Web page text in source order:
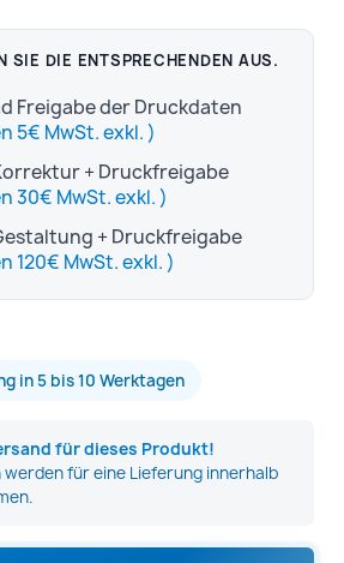
SIE DIE ENTSPRECHENDEN AUS.
Freigabe der Druckdaten
(Hinzufügen 5€ MwSt. exkl. )
+ Druckfreigabe
(Hinzufügen 30€ MwSt. exkl. )
+ Druckfreigabe
(Hinzufügen 120€ MwSt. exkl. )
in 5 bis 10 Werktagen
für dieses Produkt!
werden für eine Lieferung innerhalb